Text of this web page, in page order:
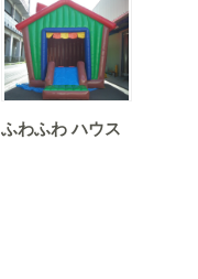
ふわふわ ハウス